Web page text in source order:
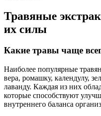
Травяные
их силы
Какие травы чаще
Наиболее популярные
вера, ромашку, календулу,
лаванду. Каждая из них
которые способствуют
внутреннего баланса